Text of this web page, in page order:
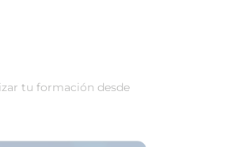
tu formación desde